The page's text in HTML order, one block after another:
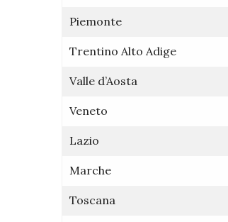
Piemonte
Trentino Alto Adige
Valle d’Aosta
Veneto
Lazio
Marche
Toscana